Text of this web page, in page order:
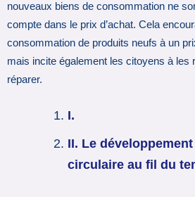
nouveaux biens de consommation ne
compte dans le prix d’achat. Cela
consommation de produits neufs à un
mais incite également les citoyens à les
réparer.
I.
II. Le
circulaire au fil du